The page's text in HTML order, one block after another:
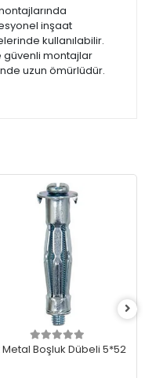
inşaat
kullanılabilir.
güvenli montajlar
uzun ömürlüdür.
Metal Boşluk Dübeli 5*52